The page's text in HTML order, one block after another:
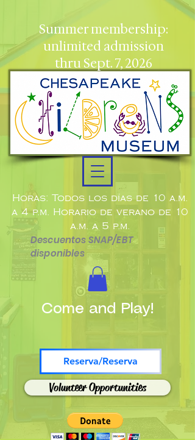
Horas: Todos los días de 10 a.m.
a 4 p.m. Horario de verano de 10
a.m. a 5 p.m.
Descuentos SNAP/EBT
disponibles
Reserva/Reserva
Volunteer Opportunities
Summer membership:
unlimited admission
thru Sept. 7, 2026
Come and Play!